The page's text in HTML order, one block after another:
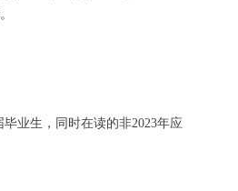
业生，同时在读的非2023年应